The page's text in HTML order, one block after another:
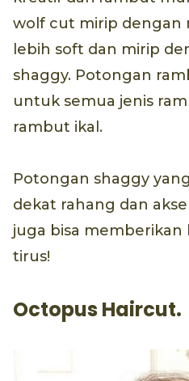
wolf cut mirip dengan
lebih soft dan mirip
shaggy. Potongan
untuk semua jenis
rambut ikal.
Potongan shaggy
dekat rahang dan
juga bisa memberikan
tirus!
Octopus Haircut.